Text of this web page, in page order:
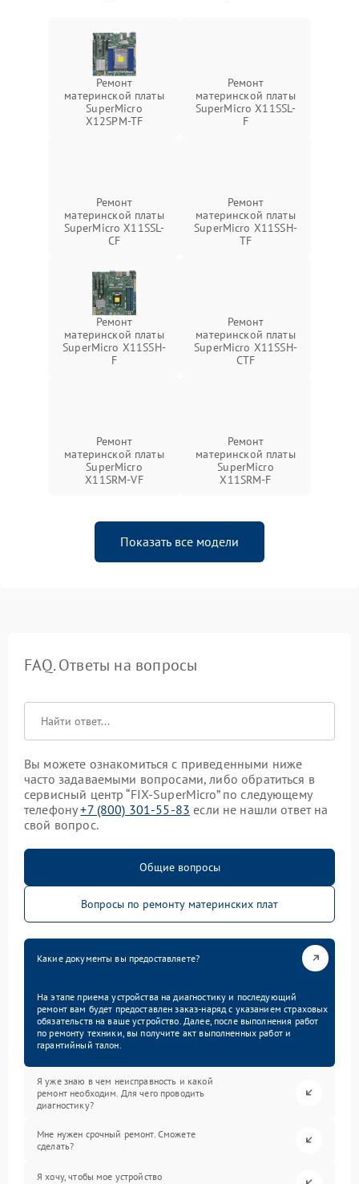
Ремонт
материнской платы
SuperMicro
X12SPM-TF
Ремонт
материнской платы
SuperMicro X11SSL-
F
Ремонт
материнской платы
SuperMicro X11SSL-
CF
Ремонт
материнской платы
SuperMicro X11SSH-
TF
Ремонт
материнской платы
SuperMicro X11SSH-
F
Ремонт
материнской платы
SuperMicro X11SSH-
CTF
Ремонт
материнской платы
SuperMicro
X11SRM-VF
Ремонт
материнской платы
SuperMicro
X11SRM-F
Показать все модели
FAQ. Ответы на вопросы
Вы можете ознакомиться с приведенными ниже
часто задаваемыми вопросами, либо обратиться в
сервисный центр “FIX-SuperMicro” по следующему
телефону+7 (800) 301-55-83 если не нашли ответ на
свой вопрос.
Общие вопросы
Вопросы по ремонту материнских плат
Какие документы вы предоставляете?
На этапе приема устройства на диагностику и последующий
ремонт вам будет предоставлен заказ-наряд с указанием страховых
обязательств на ваше устройство. Далее, после выполнения работ
по ремонту техники, вы получите акт выполненных работ и
гарантийный талон.
Я уже знаю в чем неисправность и какой
ремонт необходим. Для чего проводить
диагностику?
Мне нужен срочный ремонт. Сможете
сделать?
Я хочу, чтобы мое устройство